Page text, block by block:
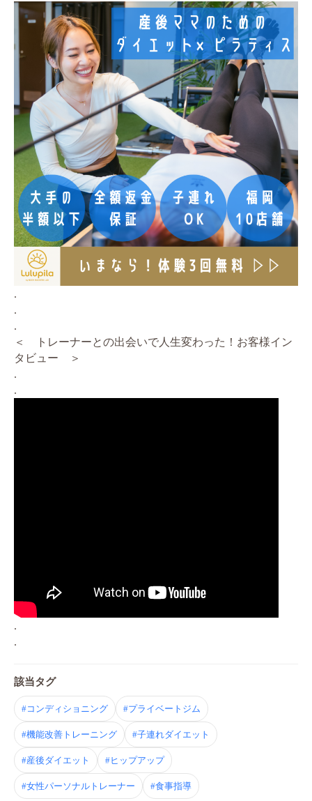
.
.
.
＜ トレーナーとの出会いで人生変わった！お客様イン
タビュー ＞
.
.
.
.
該当タグ
#コンディショニング #プライベートジム
#機能改善トレーニング #子連れダイエット
#産後ダイエット #ヒップアップ
#女性パーソナルトレーナー #食事指導